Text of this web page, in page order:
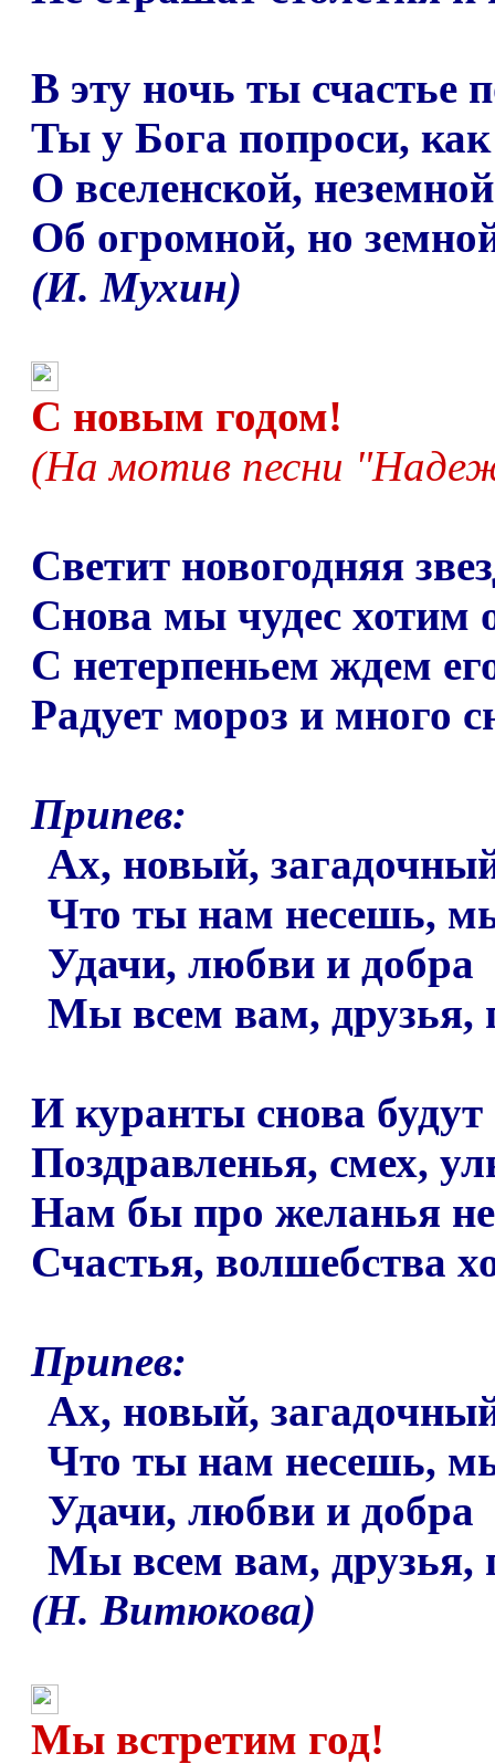
В эту ночь ты счастье
Ты у Бога попроси,
О вселенской,
Об огромной, но
(И. Мухин)
С новым годом!
(На мотив песни
Светит новогодняя
Снова мы чудес хотим
С нетерпеньем ждем
Радует мороз и много
Припев:
Ах, новый,
Что ты нам несешь,
Удачи, любви и добра
Мы всем вам, друзья,
И куранты снова будут
Поздравленья, смех,
Нам бы про желанья
Счастья, волшебства
Припев:
Ах, новый,
Что ты нам несешь,
Удачи, любви и добра
Мы всем вам, друзья,
(Н. Витюкова)
Мы встретим год!